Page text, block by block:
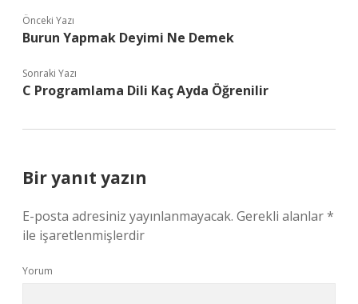
Önceki Yazı
Burun Yapmak Deyimi Ne Demek
Sonraki Yazı
C Programlama Dili Kaç Ayda Öğrenilir
Bir yanıt yazın
E-posta adresiniz yayınlanmayacak. Gerekli alanlar*
ile işaretlenmişlerdir
Yorum